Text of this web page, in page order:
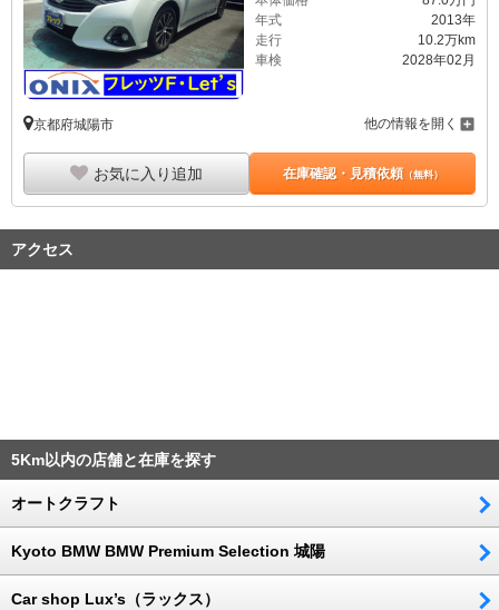
年式
2013年
走行
10.2万km
車検
2028年02月
京都府城陽市 他の情報を開く
お気に入り追加 在庫確認・見積依頼（無料）
アクセス
5Km以内の店舗と在庫を探す
オートクラフト
Kyoto BMW BMW Premium Selection 城陽
Car shop Lux’s（ラックス）